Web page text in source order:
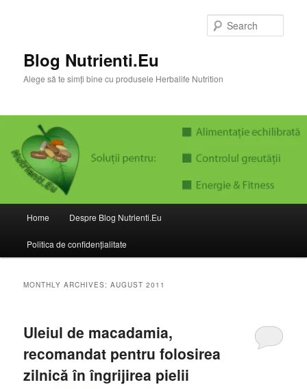
Blog Nutrienti.Eu
Alege să te simți bine cu produsele Herbalife Nutrition
Home Despre Blog Nutrienti.Eu
Politica de confidențialitate
MONTHLY ARCHIVES:AUGUST 2011
Uleiul de macadamia,
recomandat pentru folosirea
zilnică în îngrijirea pielii